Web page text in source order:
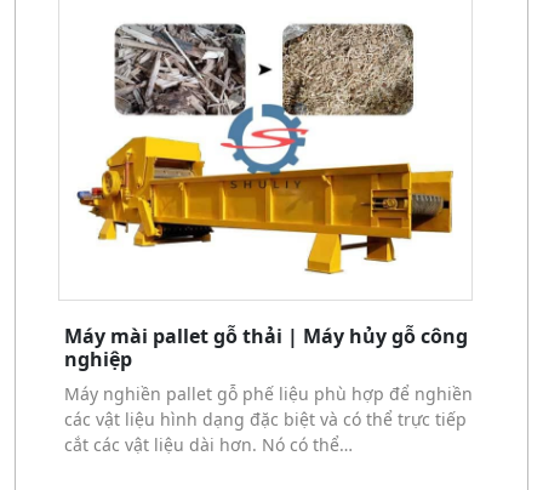
Máy mài pallet gỗ thải | Máy hủy gỗ công
nghiệp
Máy nghiền pallet gỗ phế liệu phù hợp để nghiền
các vật liệu hình dạng đặc biệt và có thể trực tiếp
cắt các vật liệu dài hơn. Nó có thể…